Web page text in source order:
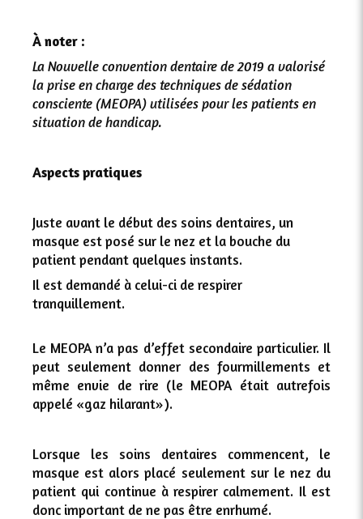
À noter :
La Nouvelle convention dentaire de 2019 a valorisé
la prise en charge des techniques de sédation
consciente (MEOPA) utilisées pour les patients en
situation de handicap.
Aspects pratiques
Juste avant le début des soins dentaires, un
masque est posé sur le nez et la bouche du
patient pendant quelques instants.
Il est demandé à celui-ci de respirer
tranquillement.
Le MEOPA n’a pas d’effet secondaire particulier. Il
peut seulement donner des fourmillements et
même envie de rire (le MEOPA était autrefois
appelé «gaz hilarant»).
Lorsque les soins dentaires commencent, le
masque est alors placé seulement sur le nez du
patient qui continue à respirer calmement. Il est
donc important de ne pas être enrhumé.